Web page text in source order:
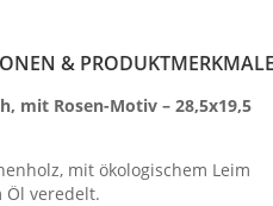
&
mit Rosen-Motiv – 28,5x19,5
mit ökologischem Leim
veredelt.